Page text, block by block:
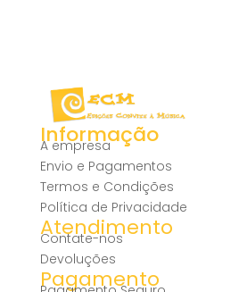
Informação
A empresa
Envio e Pagamentos
Termos e Condições
Política de Privacidade
Atendimento
Contate-nos
Devoluções
Pagamento